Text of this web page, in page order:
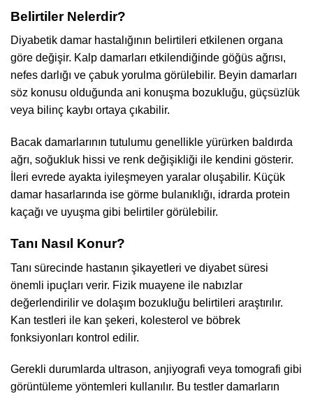
Belirtiler Nelerdir?
Diyabetik damar hastalığının belirtileri etkilenen organa
göre değişir. Kalp damarları etkilendiğinde göğüs ağrısı,
nefes darlığı ve çabuk yorulma görülebilir. Beyin damarları
söz konusu olduğunda ani konuşma bozukluğu, güçsüzlük
veya bilinç kaybı ortaya çıkabilir.
Bacak damarlarının tutulumu genellikle yürürken baldırda
ağrı, soğukluk hissi ve renk değişikliği ile kendini gösterir.
İleri evrede ayakta iyileşmeyen yaralar oluşabilir. Küçük
damar hasarlarında ise görme bulanıklığı, idrarda protein
kaçağı ve uyuşma gibi belirtiler görülebilir.
Tanı Nasıl Konur?
Tanı sürecinde hastanın şikayetleri ve diyabet süresi
önemli ipuçları verir. Fizik muayene ile nabızlar
değerlendirilir ve dolaşım bozukluğu belirtileri araştırılır.
Kan testleri ile kan şekeri, kolesterol ve böbrek
fonksiyonları kontrol edilir.
Gerekli durumlarda ultrason, anjiyografi veya tomografi gibi
görüntüleme yöntemleri kullanılır. Bu testler damarların